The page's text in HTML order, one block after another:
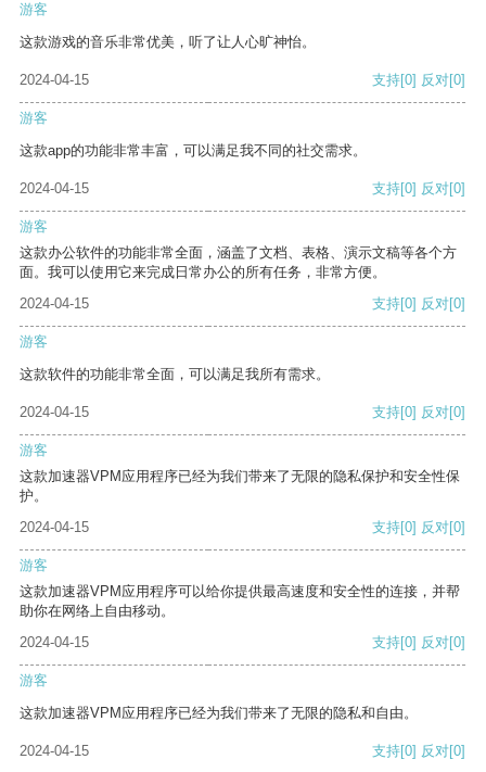
游客
这款游戏的音乐非常优美，听了让人心旷神怡。
2024-04-15 支持[0] 反对[0]
游客
这款app的功能非常丰富，可以满足我不同的社交需求。
2024-04-15 支持[0] 反对[0]
游客
这款办公软件的功能非常全面，涵盖了文档、表格、演示文稿等各个方
面。我可以使用它来完成日常办公的所有任务，非常方便。
2024-04-15
支持[0] 反对[0]
游客
这款软件的功能非常全面，可以满足我所有需求。
2024-04-15 支持[0] 反对[0]
游客
这款加速器VPM应用程序已经为我们带来了无限的隐私保护和安全性保
护。
2024-04-15
支持[0] 反对[0]
游客
这款加速器VPM应用程序可以给你提供最高速度和安全性的连接，并帮
助你在网络上自由移动。
2024-04-15
支持[0] 反对[0]
游客
这款加速器VPM应用程序已经为我们带来了无限的隐私和自由。
2024-04-15 支持[0] 反对[0]